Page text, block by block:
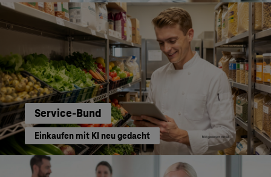
Service-Bund
Einkaufen mit KI neu gedacht